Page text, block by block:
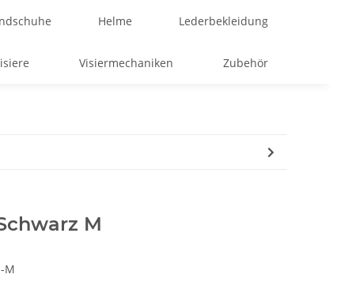
Helme Lederbekleidung
Visiermechaniken Zubehör
M
M